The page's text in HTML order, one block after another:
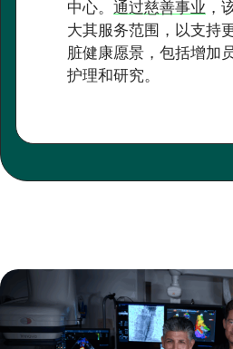
中心。 通过慈善事业 ，
大其服务范围，以支持
脏健康愿景，包括增加
护理和研究。